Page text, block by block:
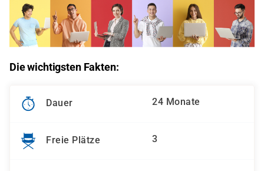
Die wichtigsten Fakten:
Dauer 24 Monate
Freie Plätze 3